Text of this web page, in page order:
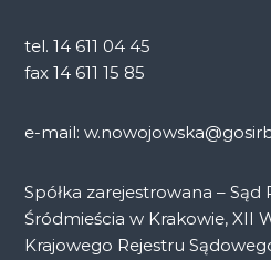
tel. 14 611 04 45
fax 14 611 15 85
e-mail:
Spółka zarejestrowana –
Śródmieścia w Krakowie, XII
Krajowego Rejestru